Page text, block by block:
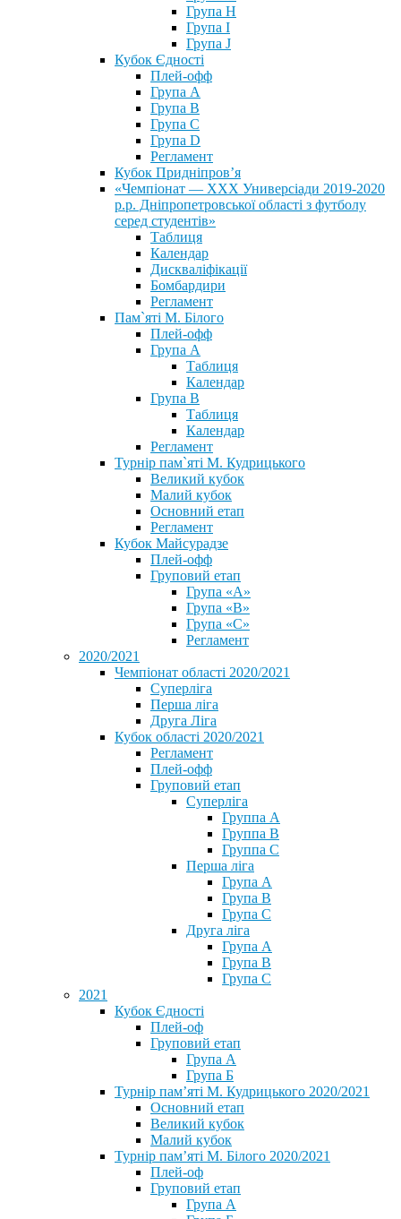
Група H
Група I
Група J
Кубок Єдності
Плей-офф
Група А
Група В
Група С
Група D
Регламент
Кубок Придніпров’я
«Чемпіонат — ХХХ Универсіади 2019-2020
р.р. Дніпропетровської області з футболу
серед студентів»
Таблиця
Календар
Дискваліфікації
Бомбардири
Регламент
Пам`яті М. Білого
Плей-офф
Група А
Таблиця
Календар
Група В
Таблиця
Календар
Регламент
Турнір пам`яті М. Кудрицького
Великий кубок
Малий кубок
Основний етап
Регламент
Кубок Майсурадзе
Плей-офф
Груповий етап
Група «А»
Група «B»
Група «C»
Регламент
2020/2021
Чемпіонат області 2020/2021
Суперліга
Перша ліга
Друга Ліга
Кубок області 2020/2021
Регламент
Плей-офф
Груповий етап
Суперліга
Группа A
Группа B
Группа C
Перша ліга
Група A
Група B
Група C
Друга ліга
Група A
Група B
Група C
2021
Кубок Єдності
Плей-оф
Груповий етап
Група А
Група Б
Турнір пам’яті М. Кудрицького 2020/2021
Основний етап
Великий кубок
Малий кубок
Турнір пам’яті М. Білого 2020/2021
Плей-оф
Груповий етап
Група А